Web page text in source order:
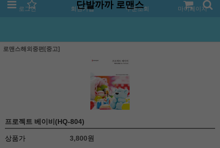
로그인 회원가입 주문조회 마이페이지
단발까까 로맨스
로맨스해외중편[중고]
프로젝트 베이비(HQ-804)
상품가 3,800원